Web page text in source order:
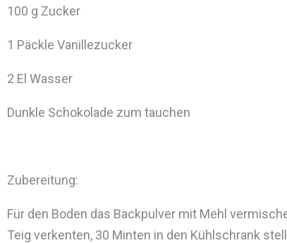
100 g Zucker
1 Päckle Vanillezucker
2 El Wasser
Dunkle Schokolade zum tauchen
Zubereitung:
Für den Boden das Backpulver mit Mehl
Teig verkenten, 30 Minten in den Kühlschrank